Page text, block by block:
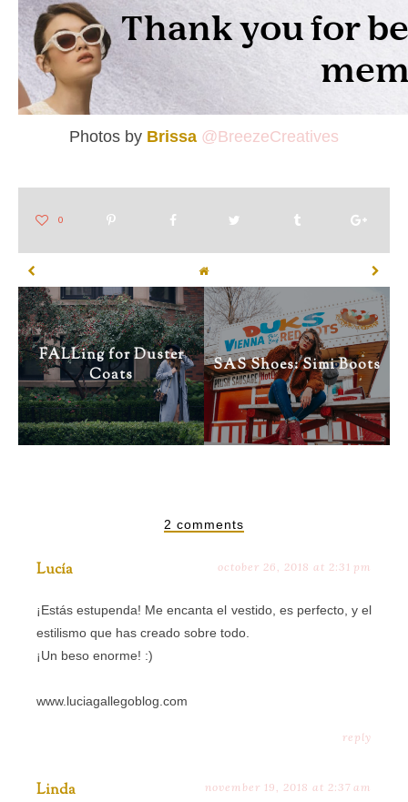
Photos by Brissa @BreezeCreatives
FALLing for Duster
Coats
SAS Shoes: Simi Boots
2 comments
Lucía october 26, 2018 at 2:31 pm
¡Estás estupenda! Me encanta el vestido, es perfecto, y el
estilismo que has creado sobre todo.
¡Un beso enorme! :)
www.luciagallegoblog.com
reply
Linda november 19, 2018 at 2:37 am